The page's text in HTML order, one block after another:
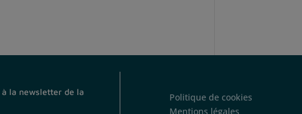
à la newsletter de la
Politique de cookies
Mentions légales